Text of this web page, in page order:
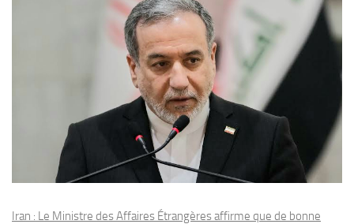
Iran : Le Ministre des Affaires Étrangères affirme que de bonne